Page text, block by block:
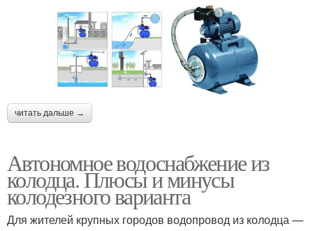
читать дальше →
Автономное водоснабжение из
колодца. Плюсы и минусы
колодезного варианта
Для жителей крупных городов водопровод из колодца —